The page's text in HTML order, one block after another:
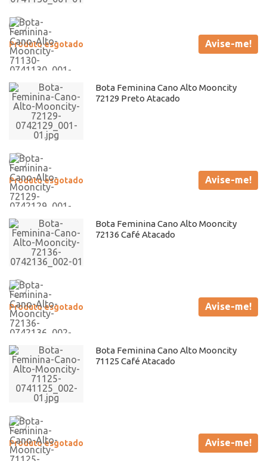
Produto esgotado Avise-me!
Bota Feminina Cano Alto Mooncity
72129 Preto Atacado
Produto esgotado Avise-me!
Bota Feminina Cano Alto Mooncity
72136 Café Atacado
Produto esgotado Avise-me!
Bota Feminina Cano Alto Mooncity
71125 Café Atacado
Produto esgotado Avise-me!